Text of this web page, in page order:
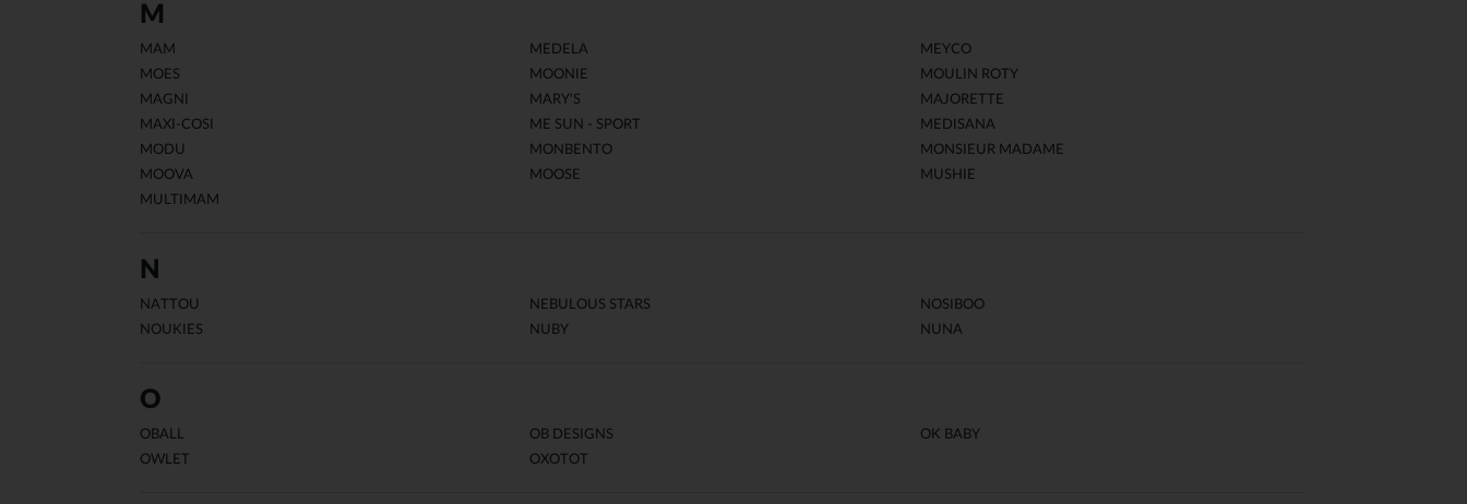
M
MAM MEDELA
MEYCO
MOES
MOONIE
MOULIN ROTY
MAGNI
MARY'S
MAJORETTE
MAXI-COSI
ME SUN - SPORT
MEDISANA
MODU
MONBENTO
MONSIEUR MADAME
MOOVA
MOOSE
MUSHIE
MULTIMAM
N
NATTOU NEBULOUS STARS
NOSIBOO
NOUKIES
NUBY NUNA
O
OBALL OB DESIGNS
OK BABY
OWLET
OXOTOT